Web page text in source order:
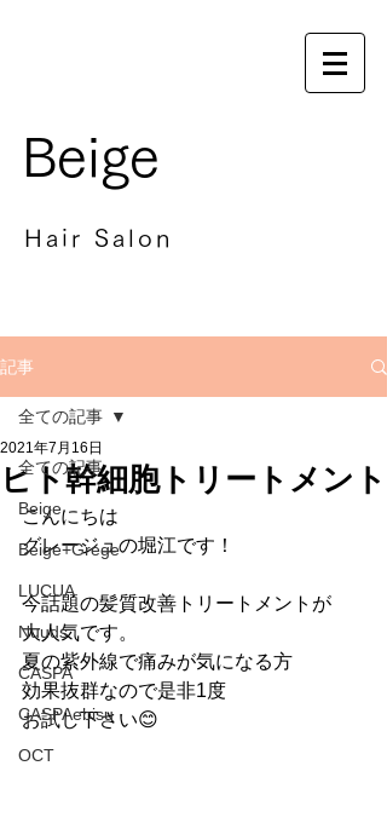
Beige
Hair Salon
記事
全ての記事
Beige
Beige+Grege
LUCUA
Nuuds
CASPA
CASPAebisu
OCT
全ての記事
ヒト幹細胞トリートメント
2021年7月16日
こんにちは
グレージュの堀江です！
今話題の髪質改善トリートメントが
大人気です。
夏の紫外線で痛みが気になる方
効果抜群なので是非1度
お試し下さい😊